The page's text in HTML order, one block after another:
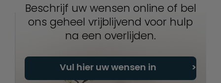
Beschrijf uw wensen online of bel
ons geheel vrijblijvend voor hulp
na een overlijden.
Vul hier uw wensen in